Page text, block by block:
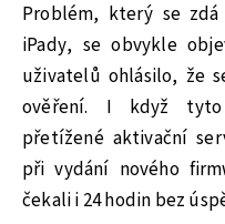
Problém, který se
iPady, se obvykle
uživatelů ohlásilo, že
ověření. I když tyto
přetížené aktivační
při vydání nového
čekali i 24 hodin bez